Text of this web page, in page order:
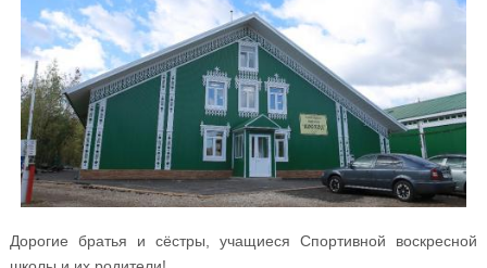
Дорогие братья и сёстры, учащиеся Спортивной воскресной